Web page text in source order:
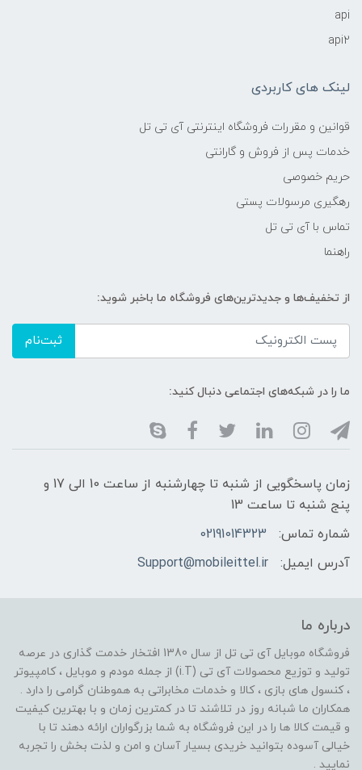
api
api2
لینک های کاربردی
قوانین و مقررات فروشگاه اینترنتی آی تی تل
خدمات پس از فروش و گارانتی
حریم خصوصی
رهگیری مرسولات پستی
تماس با آی تی تل
راهنما
از تخفیف‌ها و جدیدترین‌های فروشگاه ما باخبر شوید:
ثبت‌نام
ما را در شبکه‌های اجتماعی دنبال کنید:
زمان پاسخگویی از شنبه تا چهارشنبه از ساعت 10 الی 17 و
پنج شنبه تا ساعت 13
شماره تماس:
02191014323
آدرس ایمیل:
Support@mobileittel.ir
درباره ما
فروشگاه موبایل آی تی تل از سال 1380 افتخار خدمت گذاری در عرصه
تولید و توزیع محصولات آی تی (i.T) از جمله مودم و موبایل ، کامپیوتر
، کنسول های بازی ، کالا و خدمات مخابراتی به هموطنان گرامی را دارد .
همکاران ما شبانه روز در تلاشند تا در کمترین زمان و با بهترین کیفیت
و قیمت کالا ها را در این فروشگاه به شما بزرگواران ارائه دهند تا با
خیالی آسوده بتوانید خریدی بسیار آسان و امن و لذت بخش را تجربه
نمایید .